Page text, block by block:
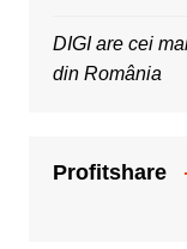
DIGI are cei
din România
Profitshare